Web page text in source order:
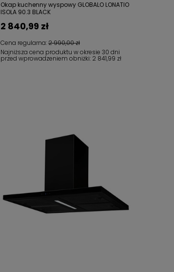
Okap kuchenny wyspowy GLOBALO LONATIO
ISOLA 90.3 BLACK
Cena regularna:2 990,00 zł
2 840,99 zł
Najniższa cena produktu w okresie 30 dni
przed wprowadzeniem obniżki: 2 841,99 zł